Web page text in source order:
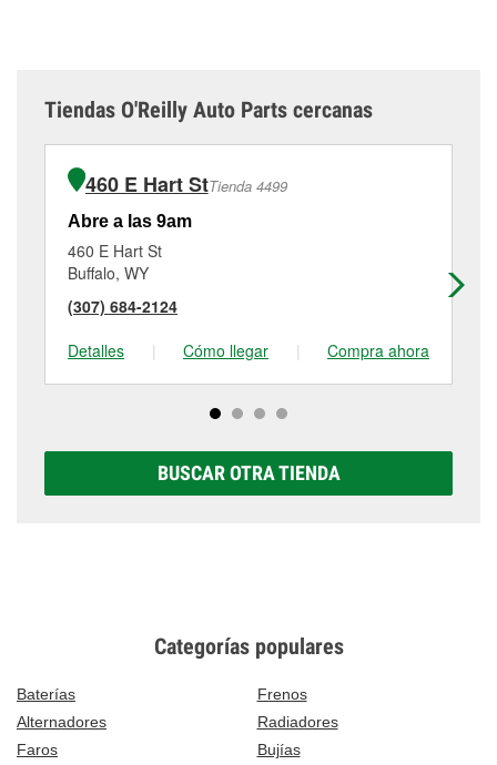
Tiendas O'Reilly Auto Parts cercanas
460 E Hart StTienda 4499
Abre a las 9am
460 E Hart St
Buffalo, WY
(307) 684-2124
Detalles
| Cómo llegar | Compra ahora
BUSCAR OTRA TIENDA
Categorías populares
Baterías
Frenos
Alternadores
Radiadores
Faros
Bujías